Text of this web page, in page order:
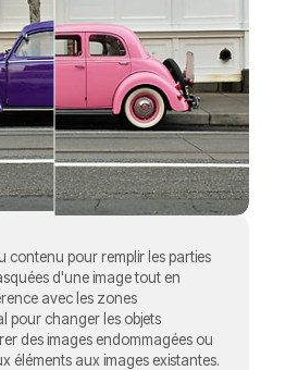
contenu pour remplir les parties
d'une image tout en
avec les zones
pour changer les objets
des images endommagées ou
éléments aux images existantes.